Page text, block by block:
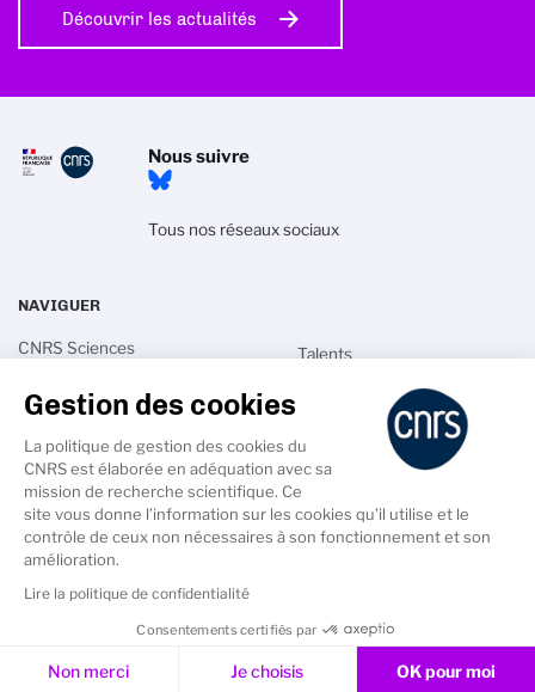
Découvrir les actualités
Nous suivre
Tous nos réseaux sociaux
Mentions légales Données personnelles
Gestion des cookies
NAVIGUER
CNRS Sciences
Recherche
Innovation
International
Talents
Intranet
Gestion des cookies
La politique de gestion des cookies du
CNRS est élaborée en adéquation avec sa
mission de recherche scientifique. Ce
site vous donne l’information sur les cookies qu’il utilise et le
contrôle de ceux non nécessaires à son fonctionnement et son
amélioration.
Lire la politique de confidentialité
Consentements certifiés par
Non merci Je choisis OK pour moi